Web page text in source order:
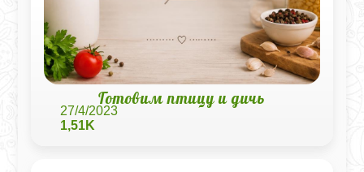
Готовим птицу и дичь
27/4/2023
1,51K